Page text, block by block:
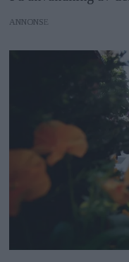
ANNONS